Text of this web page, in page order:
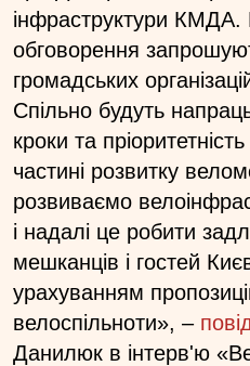
інфраструктури КМДА.
обговорення
громадських
Спільно будуть
кроки та
частині розвитку
розвиваємо
і надалі це робити
мешканців і гостей
урахуванням
велоспільноти», –
Данилюк в інтерв'ю